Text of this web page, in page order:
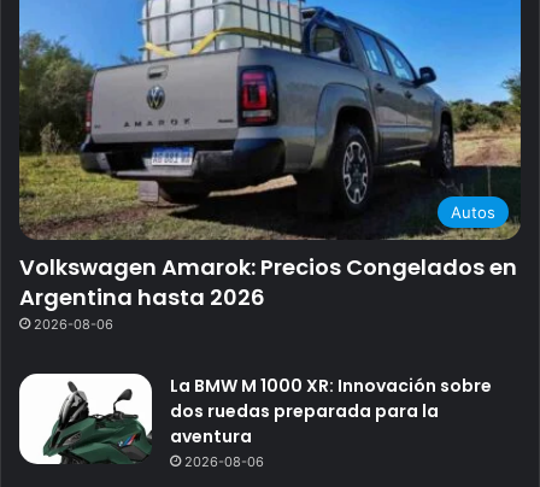
Autos
Volkswagen Amarok: Precios Congelados en
Argentina hasta 2026
2026-08-06
La BMW M 1000 XR: Innovación sobre
dos ruedas preparada para la
aventura
2026-08-06